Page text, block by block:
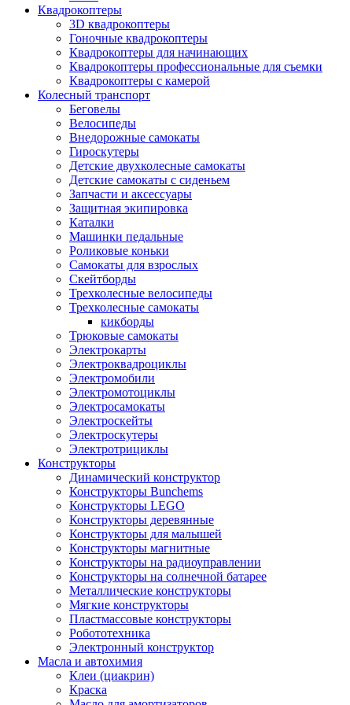
Квадрокоптеры
3D квадрокоптеры
Гоночные квадрокоптеры
Квадрокоптеры для начинающих
Квадрокоптеры профессиональные для съемки
Квадрокоптеры с камерой
Колесный транспорт
Беговелы
Велосипеды
Внедорожные самокаты
Гироскутеры
Детские двухколесные самокаты
Детские самокаты с сиденьем
Запчасти и аксессуары
Защитная экипировка
Каталки
Машинки педальные
Роликовые коньки
Самокаты для взрослых
Скейтборды
Трехколесные велосипеды
Трехколесные самокаты
кикборды
Трюковые самокаты
Электрокарты
Электроквадроциклы
Электромобили
Электромотоциклы
Электросамокаты
Электроскейты
Электроскутеры
Электротрициклы
Конструкторы
Динамический конструктор
Конструкторы Bunchems
Конструкторы LEGO
Конструкторы деревянные
Конструкторы для малышей
Конструкторы магнитные
Конструкторы на радиоуправлении
Конструкторы на солнечной батарее
Металлические конструкторы
Мягкие конструкторы
Пластмассовые конструкторы
Робототехника
Электронный конструктор
Масла и автохимия
Клеи (циакрин)
Краска